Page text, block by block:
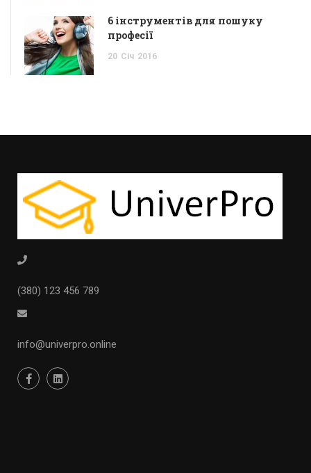
6 інструментів для пошуку
професії
20 Січ 2016
(380) 123 456 789
info@univerpro.online